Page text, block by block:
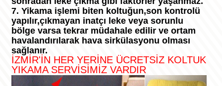
7. Yikama işlemi biten koltuğun,son kontrolü
yapılır,çıkmayan inatçı leke veya sorunlu
bölge varsa tekrar müdahale edilir ve ortam
havalandırılarak hava sirkülasyonu olması
sağlanır.
İZMİR'İN HER YERİNE ÜCRETSİZ KOLTUK
YIKAMA SERVİSİMİZ VARDIR